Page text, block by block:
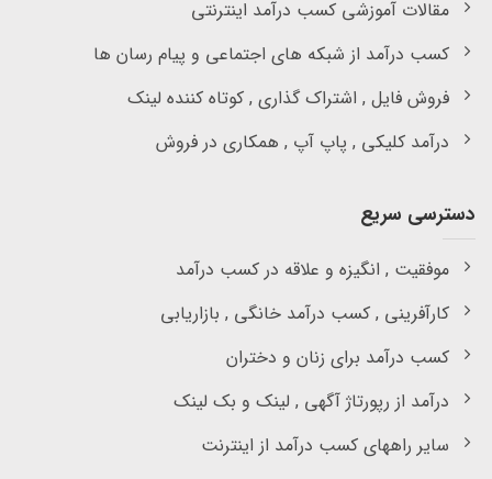
مقالات آموزشی کسب درآمد اینترنتی
کسب درآمد از شبکه های اجتماعی و پیام رسان ها
فروش فایل , اشتراک گذاری , کوتاه کننده لینک
درآمد کلیکی , پاپ آپ , همکاری در فروش
دسترسی سریع
موفقیت , انگیزه و علاقه در کسب درآمد
کارآفرینی , کسب درآمد خانگی , بازاریابی
کسب درآمد برای زنان و دختران
درآمد از رپورتاژ آگهی , لینک و بک لینک
سایر راههای کسب درآمد از اینترنت